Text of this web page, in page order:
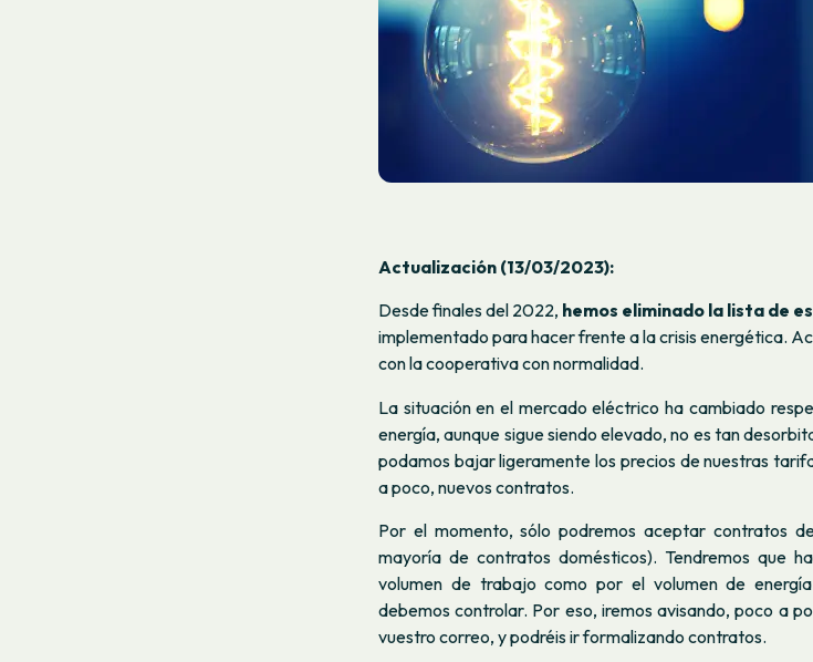
Actualización (13/03/2023):
Desde finales del 2022, hemos eliminado la lista de
implementado para hacer frente a la crisis energética.
con la cooperativa con normalidad.
La situación en el mercado eléctrico ha cambiado
energía, aunque sigue siendo elevado, no es tan
podamos bajar ligeramente los precios de nuestras
a poco, nuevos contratos.
Por el momento, sólo podremos aceptar contratos
mayoría de contratos domésticos). Tendremos que
volumen de trabajo como por el volumen de
debemos controlar. Por eso, iremos avisando, poco a
vuestro correo, y podréis ir formalizando contratos.